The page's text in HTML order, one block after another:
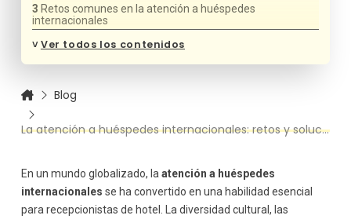
Retos comunes en la atención a huéspedes
internacionales
Barreras lingüísticas
Conocimiento de costumbres locales
huéspedes internacionales
Sensibilización cultural
Personalización del servicio
Información multilingüe
˅Ver todos los contenidos
Blog
La atención a huéspedes internacionales: retos y soluciones
En un mundo globalizado, laatención a huéspedes
internacionales se ha convertido en una habilidad esencial
para recepcionistas de hotel. La diversidad cultural, las